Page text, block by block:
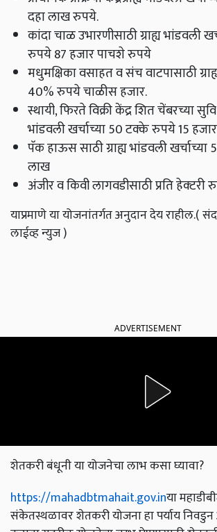
दहा लाख रुपये.
कांदा चाळ उभारणीसाठी ग्राह्य भांडवली
रुपये 87 हजार पाचशे रुपये
मधुमक्षिका वसाहत व संच वाटपासाठी
40% रुपये चाळीस हजार.
स्थायी, फिरते विक्री केंद्र शित चेंबरच्या
भांडवली खर्चाच्या 50 टक्के रुपये 15 हजार
पॅक हाऊस साठी ग्राह्य भांडवली
लाख
अंजीर व किवी लागवडीसाठी प्रति
याप्रमाणे या योजनांतर्गत अनुदान देय राहील.(
लाईव्ह न्युज )
ADVERTISEMENT
शेतकरी बंधूनी या योजनेचा लाभ कसा घ्यावा?
https://mahadbtmahait.gov.inया
संकेतस्थळावर शेतकरी योजना हा पर्याय निवडुन